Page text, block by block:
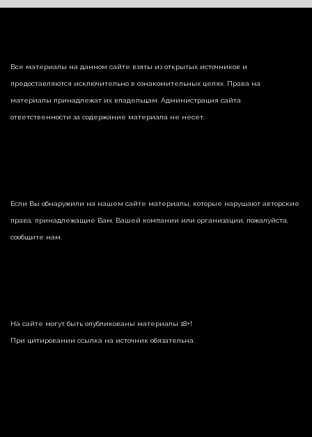
Все материалы на данном сайте взяты из открытых источников и
предоставляются исключительно в ознакомительных целях. Права на
материалы принадлежат их владельцам. Администрация сайта
ответственности за содержание материала не несет.
Если Вы обнаружили на нашем сайте материалы, которые нарушают авторские
права, принадлежащие Вам, Вашей компании или организации, пожалуйста,
сообщите нам.
На сайте могут быть опубликованы материалы 18+!
При цитировании ссылка на источник обязательна.